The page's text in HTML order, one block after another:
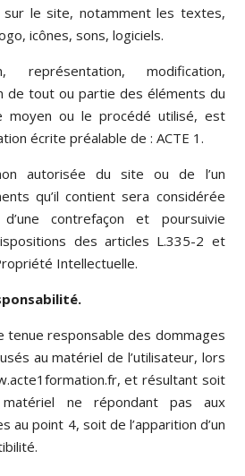
sur le site, notamment les textes,
icônes, sons, logiciels.
représentation, modification,
de tout ou partie des éléments du
moyen ou le procédé utilisé, est
écrite préalable de : ACTE 1.
autorisée du site ou de l’un
qu’il contient sera considérée
contrefaçon et poursuivie
des articles L.335-2 et
Intellectuelle.
tenue responsable des dommages
au matériel de l’utilisateur, lors
et résultant soit
matériel ne répondant pas aux
au point 4, soit de l’apparition d’un